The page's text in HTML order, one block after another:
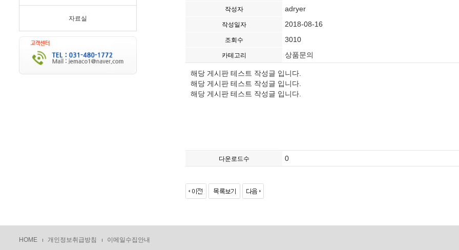
자료실
작성자 adryer
작성일자 2018-08-16
조회수 3010
카테고리 상품문의
해당 게시판 테스트 작성글 입니다.
해당 게시판 테스트 작성글 입니다.
해당 게시판 테스트 작성글 입니다.
다운로드수 0
HOME 개인정보취급방침 이메일수집안내